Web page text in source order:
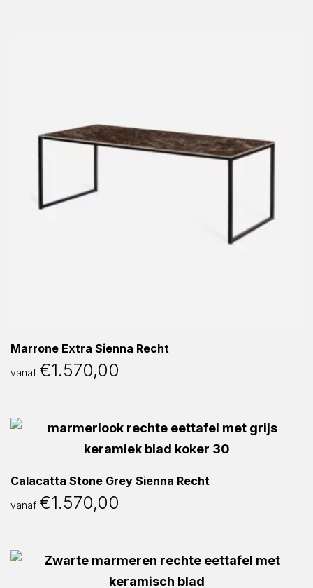
Marrone Extra Sienna Recht
vanaf €1.570,00
Calacatta Stone Grey Sienna Recht
vanaf €1.570,00